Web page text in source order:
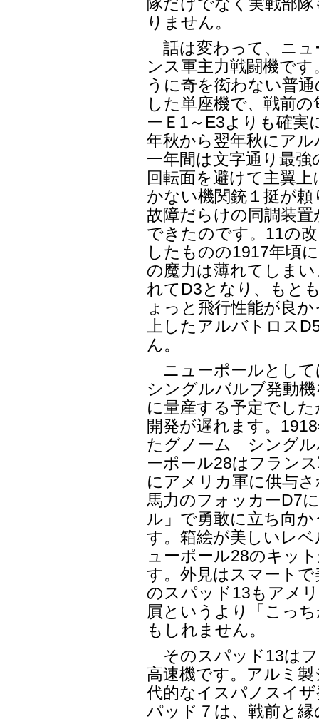
隊だけでなく実戦部
りません。
話は変わって、ニュ
ンス軍主力戦闘機で
うに奇を衒わない普
した単座機で、戦前
ーＥ1～E3よりも確実
年秋から翌年秋にア
一年間は文字通り最
回転面を避けて主翼
かない機関銃１挺が
故障だらけの同調装
できたのです。11の
したものの1917年頃
の魔力は薄れてしま
れてD3となり、もと
ょっと飛行性能が良
上したアルバトロス
ん。
ニューポールとし
シングルバルブ発動
に量産する予定でし
開発が遅れます。
たグノーム シングル
ーポール28はフラン
にアメリカ軍に供与
馬力のフォッカーD7
ル」で勇敢に立ち向
す。箱絵が美しいレ
ューポール28のキッ
す。外見はスマート
のスパッド13もアメ
屓というより「こっ
もしれません。
そのスパッド13はフ
高速機です。アルミ
代的なイスパノスイ
パッド７は、戦前と